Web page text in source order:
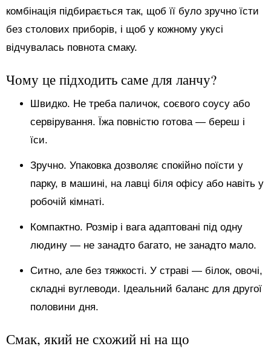
комбінація підбирається так, щоб її було зручно їсти
без столових приборів, і щоб у кожному укусі
відчувалась повнота смаку.
Чому це підходить саме для ланчу?
Швидко. Не треба паличок, соєвого соусу або
сервірування. Їжа повністю готова — береш і
їси.
Зручно. Упаковка дозволяє спокійно поїсти у
парку, в машині, на лавці біля офісу або навіть у
робочій кімнаті.
Компактно. Розмір і вага адаптовані під одну
людину — не занадто багато, не занадто мало.
Ситно, але без тяжкості. У страві — білок, овочі,
складні вуглеводи. Ідеальний баланс для другої
половини дня.
Смак, який не схожий ні на що